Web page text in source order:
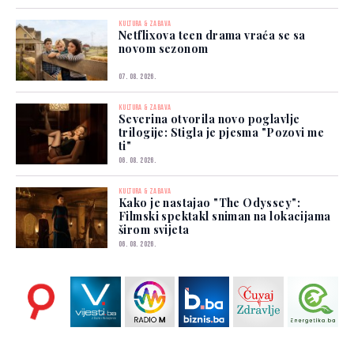
KULTURA & ZABAVA
Netflixova teen drama vraća se sa
novom sezonom
07. 08. 2026.
KULTURA & ZABAVA
Severina otvorila novo poglavlje
trilogije: Stigla je pjesma "Pozovi me
ti"
06. 08. 2026.
KULTURA & ZABAVA
Kako je nastajao "The Odyssey":
Filmski spektakl sniman na lokacijama
širom svijeta
06. 08. 2026.